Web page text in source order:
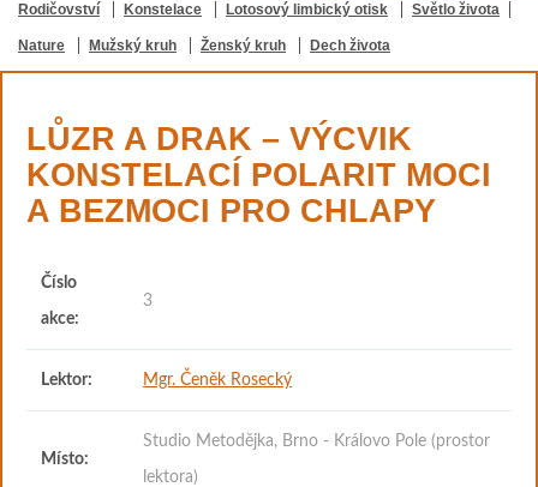
Rodičovství Konstelace Lotosový limbický otisk Světlo života
Nature Mužský kruh Ženský kruh Dech života
LŮZR A DRAK – VÝCVIK
KONSTELACÍ POLARIT MOCI
A BEZMOCI PRO CHLAPY
Číslo
akce:
3
Lektor: Mgr. Čeněk Rosecký
Místo:
Studio Metodějka, Brno - Královo Pole (prostor
lektora)